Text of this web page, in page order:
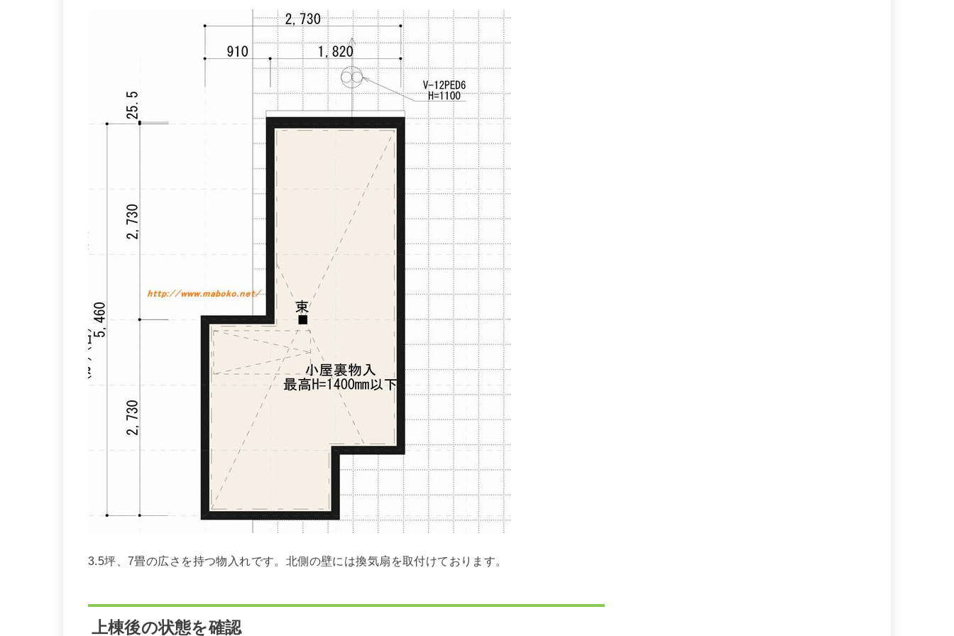
3.5坪、7畳の広さを持つ物入れです。北側の壁には換気扇を取付けております。
上棟後の状態を確認